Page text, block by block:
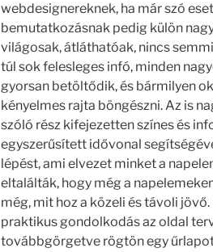
webdesignereknek, ha már szó
bemutatkozásnak pedig külön
világosak, átláthatóak, nincs
túl sok felesleges infó, minden
gyorsan betöltődik, és bármilyen
kényelmes rajta böngészni. Az is
szóló rész kifejezetten színes és
egyszerűsített idővonal
lépést, ami elvezet minket a
eltalálták, hogy még a
még, mit hoz a közeli és távoli
praktikus gondolkodás az oldal
továbbgörgetve rögtön egy